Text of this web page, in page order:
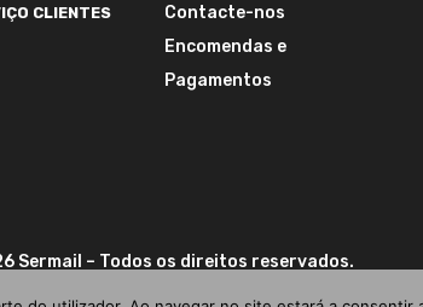
CLIENTES
Contacte-nos
Encomendas e
Pagamentos
Sermail – Todos os direitos reservados.